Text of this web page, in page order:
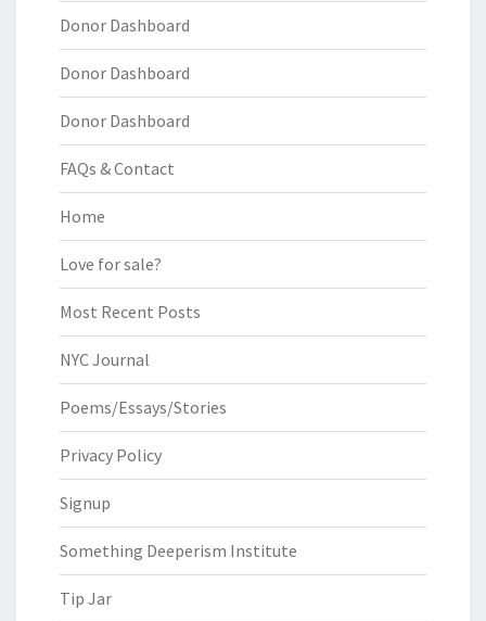
Donor Dashboard
Donor Dashboard
Donor Dashboard
FAQs & Contact
Home
Love for sale?
Most Recent Posts
NYC Journal
Poems/Essays/Stories
Privacy Policy
Signup
Something Deeperism Institute
Tip Jar